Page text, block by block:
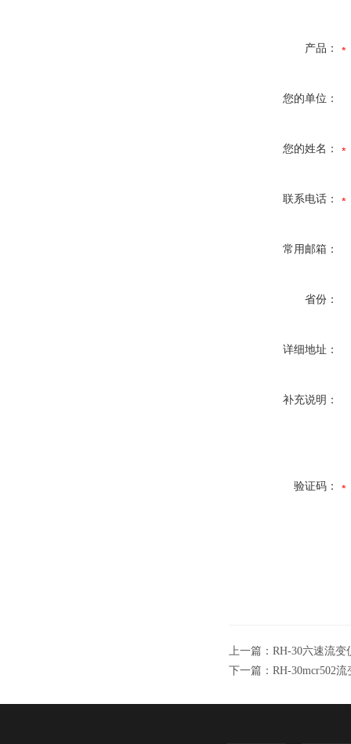
产品：
您的单位：
您的姓名：
联系电话：
常用邮箱：
省份：
详细地址：
补充说明：
验证码：
上一篇： RH-30六速流变
下一篇： RH-30mcr502流